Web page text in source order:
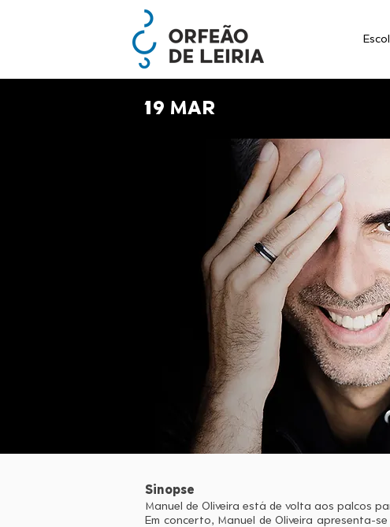
19 MAR
Sinopse
Manuel de Oliveira está de volta aos palcos
Em concerto, Manuel de Oliveira apresenta-